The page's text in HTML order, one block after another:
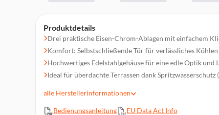
Produktdetails
Drei praktische Eisen-Chrom-Ablagen mit einfachem
Komfort: Selbstschließende Tür für verlässliches Kühlen
Hochwertiges Edelstahlgehäuse für eine edle Optik und
Ideal für überdachte Terrassen dank Spritzwasserschutz
Einbauoption: Auch als Einbaugerät geeignet für
alle Herstellerinformationen
Bedienungsanleitung EU Data Act Info